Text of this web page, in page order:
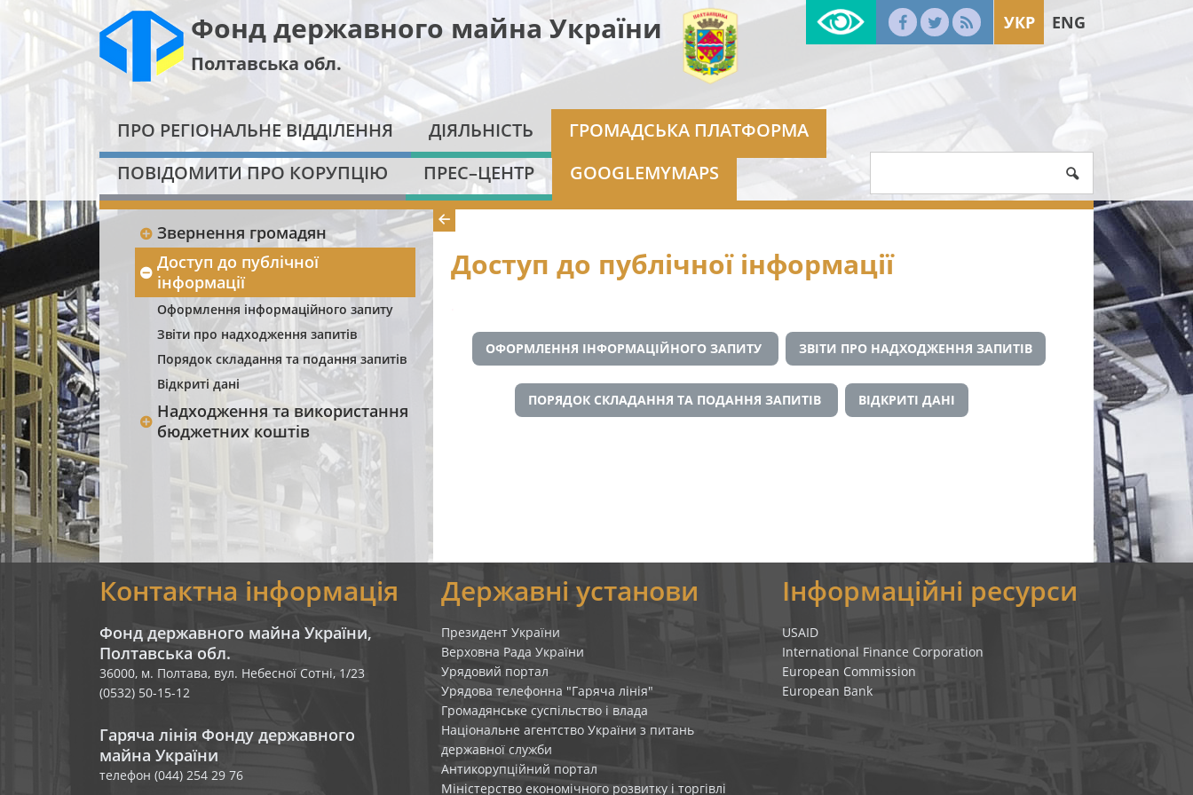
Фонд державного майна України
Полтавська обл.
УКР ENG
ПРО РЕГІОНАЛЬНЕ ВІДДІЛЕННЯ ДІЯЛЬНІСТЬ
ГРОМАДСЬКА ПЛАТФОРМА
ПОВІДОМИТИ ПРО КОРУПЦІЮ
ПРЕС–ЦЕНТР GOOGLEMYMAPS
Звернення громадян
Доступ до публічної
інформації
Оформлення інформаційного запиту
Звіти про надходження запитів
Порядок складання та подання запитів
Відкриті дані
Надходження та використання
бюджетних коштів
Доступ до публічної інформації
ОФОРМЛЕННЯ ІНФОРМАЦІЙНОГО ЗАПИТУ ЗВІТИ ПРО НАДХОДЖЕННЯ ЗАПИТІВ
ПОРЯДОК СКЛАДАННЯ ТА ПОДАННЯ ЗАПИТІВ ВІДКРИТІ ДАНІ
Контактна інформація
Фонд державного майна України,
Полтавська обл.
36000, м. Полтава, вул. Небесної Сотні, 1/23
(0532) 50-15-12
Гаряча лінія Фонду державного
майна України
телефон (044) 254 29 76
Державні установи
Президент України
Верховна Рада України
Урядовий портал
Урядова телефонна "Гаряча лінія"
Громадянське суспільство і влада
Національне агентство України з питань
державної служби
Антикорупційний портал
Міністерство економічного розвитку і торгівлі
Інформаційні ресурси
USAID
International Finance Corporation
European Commission
European Bank